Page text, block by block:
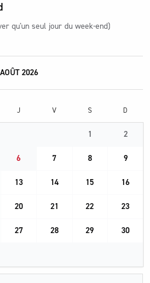
qu'un seul jour du week-end)
AOÛT 2026
J V S D
1 2
6 7 8 9
13 14 15 16
20 21 22 23
27 28 29 30